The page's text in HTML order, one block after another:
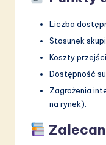
Liczba
Stosunek
Koszty
Dostępność
Zagrożenia
na rynek).